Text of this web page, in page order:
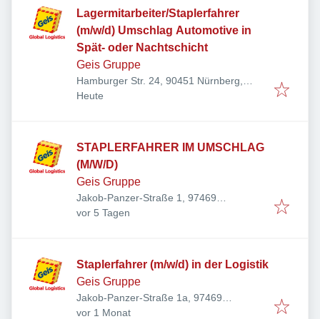
Lagermitarbeiter/Staplerfahrer
(m/w/d) Umschlag Automotive in
Spät- oder Nachtschicht
Geis Gruppe
Hamburger Str. 24, 90451 Nürnberg,
Deutschland
Veröffentlicht
Heute
STAPLERFAHRER IM UMSCHLAG
(M/W/D)
Geis Gruppe
Jakob-Panzer-Straße 1, 97469
Gochsheim, Deutschland
Veröffentlicht
vor 5 Tagen
Staplerfahrer (m/w/d) in der Logistik
Geis Gruppe
Jakob-Panzer-Straße 1a, 97469
Gochsheim, Deutschland
Veröffentlicht
vor 1 Monat